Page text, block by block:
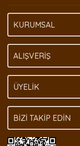
KURUMSAL
ALIŞVERİŞ
ÜYELİK
BİZİ TAKİP EDİN